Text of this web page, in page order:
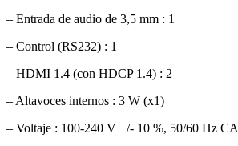
– Entrada de audio de 3,5 mm : 1
– Control (RS232) : 1
– HDMI 1.4 (con HDCP 1.4) : 2
– Altavoces internos : 3 W (x1)
– Voltaje : 100-240 V +/- 10 %, 50/60 Hz CA